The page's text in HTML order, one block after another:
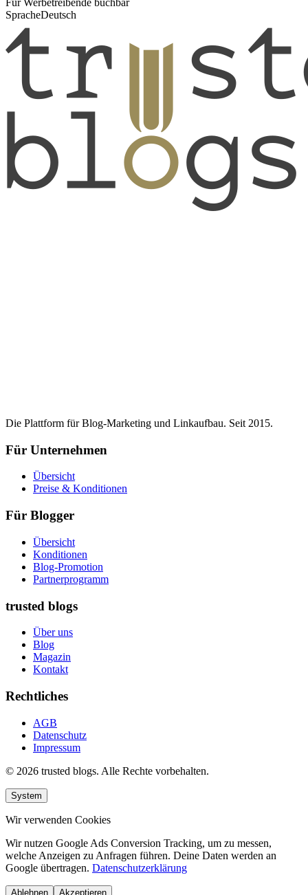
Für Werbetreibende buchbar
SpracheDeutsch
Die Plattform für Blog-Marketing und Linkaufbau. Seit 2015.
Für Unternehmen
Übersicht
Preise & Konditionen
Für Blogger
Übersicht
Konditionen
Blog-Promotion
Partnerprogramm
trusted blogs
Über uns
Blog
Magazin
Kontakt
Rechtliches
AGB
Datenschutz
Impressum
© 2026 trusted blogs. Alle Rechte vorbehalten.
System
Wir verwenden Cookies
Wir nutzen Google Ads Conversion Tracking, um zu messen,
welche Anzeigen zu Anfragen führen. Deine Daten werden an
Google übertragen. Datenschutzerklärung
Ablehnen Akzeptieren